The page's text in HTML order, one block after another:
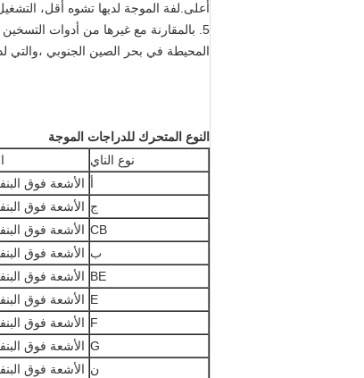
أعلى.لفة الموجة لديها تشوه أقل،
5. بالمقارنة مع غيرها من أدوات
المحيطة في بحر الصين الجنوبي ،والتي
النوع المتحرك للدراجات الموجة
نوع الناي
أ الأشعة فوق
ج الأشعة فوق
CB الأشعة فوق
ب الأشعة فوق
BE الأشعة فوق
E الأشعة فوق
F الأشعة فوق
G الأشعة فوق
ن الأشعة فوق